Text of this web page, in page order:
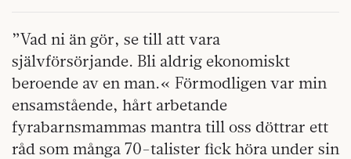
”Vad ni än gör, se till att vara
självförsörjande. Bli aldrig ekonomiskt
beroende av en man.« Förmodligen var min
ensamstående, hårt arbetande
fyrabarnsmammas mantra till oss döttrar ett
råd som många 70-talister fick höra under sin